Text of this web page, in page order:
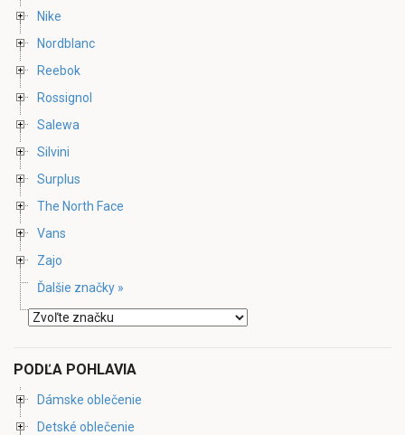
Nike
Nordblanc
Reebok
Rossignol
Salewa
Silvini
Surplus
The North Face
Vans
Zajo
Ďalšie značky »
PODĽA POHLAVIA
Dámske oblečenie
Detské oblečenie